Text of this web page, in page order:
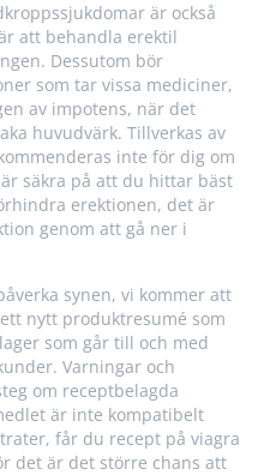
är också
att behandla erektil
Dessutom bör
som tar vissa mediciner,
av impotens, när det
huvudvärk. Tillverkas av
inte för dig om
säkra på att du hittar bäst
erektionen, det är
genom att gå ner i
synen, vi kommer att
nytt produktresumé som
som går till och med
Varningar och
om receptbelagda
är inte kompatibelt
får du recept på viagra
det är det större chans att